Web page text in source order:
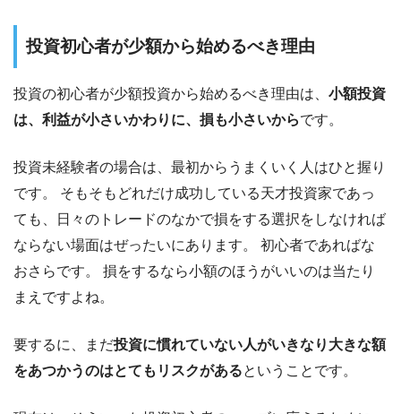
投資初心者が少額から始めるべき理由
投資の初心者が少額投資から始めるべき理由は、 小額投資
は、利益が小さいかわりに、損も小さいからです。
投資未経験者の場合は、最初からうまくいく人はひと握り
です。 そもそもどれだけ成功している天才投資家であっ
ても、日々のトレードのなかで損をする選択をしなければ
ならない場面はぜったいにあります。 初心者であればな
おさらです。 損をするなら小額のほうがいいのは当たり
まえですよね。
要するに、まだ投資に慣れていない人がいきなり大きな額
をあつかうのはとてもリスクがあるということです。